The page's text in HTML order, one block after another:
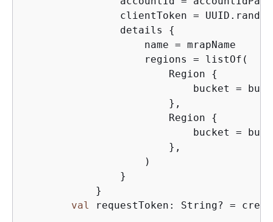
clientToken =
                details
{
                    name = mrapName
                    regions = listOf(
                        Region
{
bucket =
                        },
                        Region
{
bucket =
                        },
                    )
                }
            }
val
requestToken: String? =